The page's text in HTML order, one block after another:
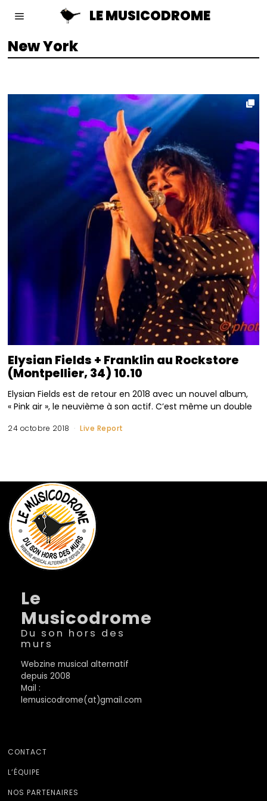
LE MUSICODROME
New York
Elysian Fields + Franklin au Rockstore
(Montpellier, 34) 10.10
Elysian Fields est de retour en 2018 avec un nouvel album,
« Pink air », le neuvième à son actif. C’est même un double
24 octobre 2018 Live Report
Le
Musicodrome
Du son hors des
murs
Webzine musical alternatif
depuis 2008
Mail :
lemusicodrome(at)gmail.com
CONTACT
L’ÉQUIPE
NOS PARTENAIRES